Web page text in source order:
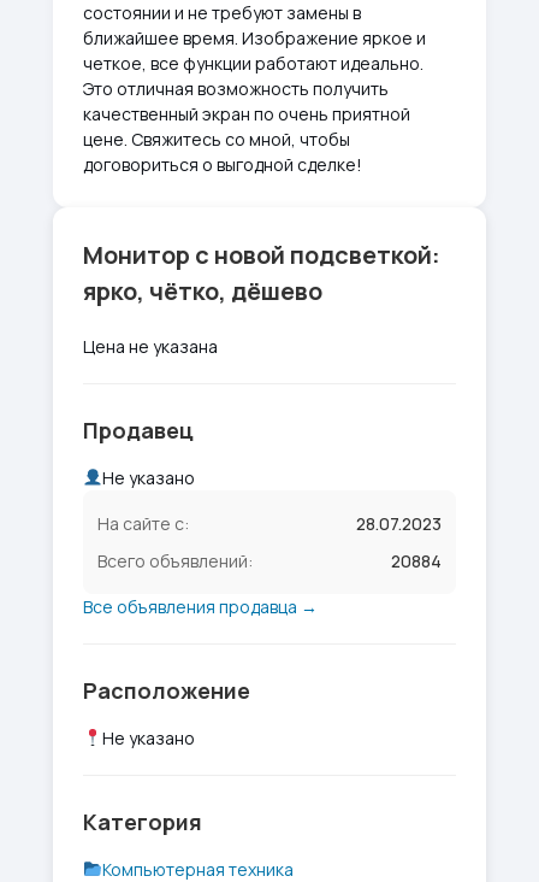
состоянии и не требуют замены в
ближайшее время. Изображение яркое и
четкое, все функции работают идеально.
Это отличная возможность получить
качественный экран по очень приятной
цене. Свяжитесь со мной, чтобы
договориться о выгодной сделке!
Монитор с новой подсветкой:
ярко, чётко, дёшево
Цена не указана
Продавец
Не указано
На сайте с:
28.07.2023
Всего объявлений:
20884
Все объявления продавца →
Расположение
Не указано
Категория
Компьютерная техника